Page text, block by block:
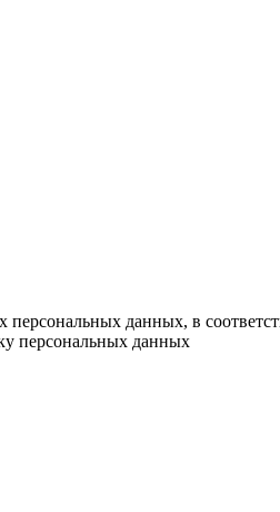
персональных данных, в
персональных данных